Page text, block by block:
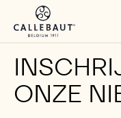
Skip to main
ONZE